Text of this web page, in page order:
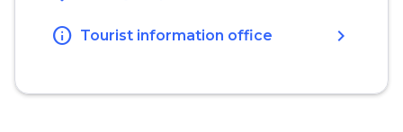
info Tourist information office chevron_right